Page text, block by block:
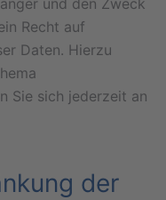
und den Zweck
Recht auf
Daten. Hierzu
Sie sich jederzeit an
der